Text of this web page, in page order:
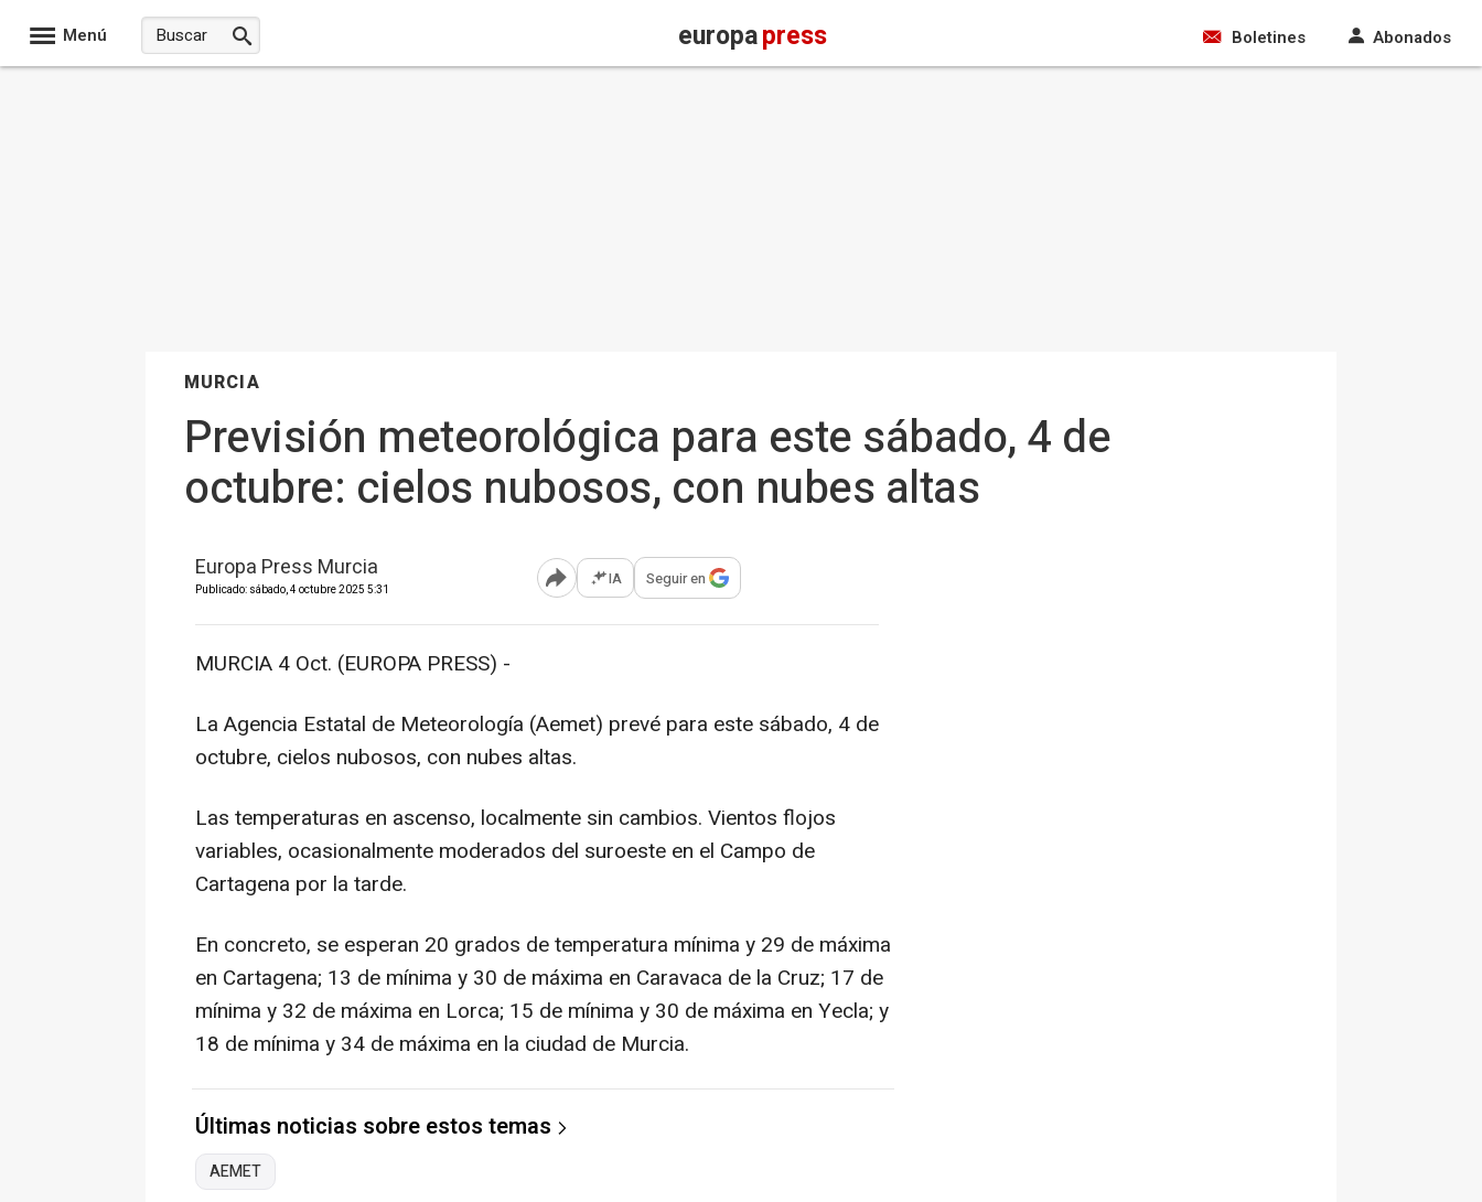
Menú europapress Boletines Abonados
MURCIA
Previsión meteorológica para este sábado, 4 de
octubre: cielos nubosos, con nubes altas
Europa Press Murcia
Publicado: sábado, 4 octubre 2025 5:31 Abrir opciones para compartir
IA Seguir en
MURCIA 4 Oct. (EUROPA PRESS) -
La Agencia Estatal de Meteorología (Aemet) prevé para este sábado, 4 de
octubre, cielos nubosos, con nubes altas.
Las temperaturas en ascenso, localmente sin cambios. Vientos flojos
variables, ocasionalmente moderados del suroeste en el Campo de
Cartagena por la tarde.
En concreto, se esperan 20 grados de temperatura mínima y 29 de máxima
en Cartagena; 13 de mínima y 30 de máxima en Caravaca de la Cruz; 17 de
mínima y 32 de máxima en Lorca; 15 de mínima y 30 de máxima en Yecla; y
18 de mínima y 34 de máxima en la ciudad de Murcia.
Últimas noticias sobre estos temas
AEMET